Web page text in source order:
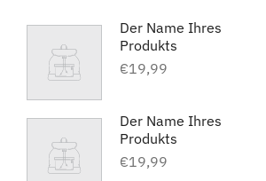
Der Name Ihres
Produkts
€19,99
Der Name Ihres
Produkts
€19,99